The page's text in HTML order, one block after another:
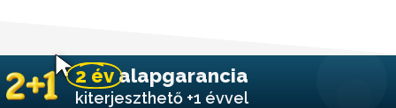
2 évalapgarancia
kiterjeszthető +1 évvel